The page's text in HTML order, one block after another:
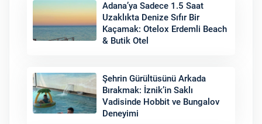
Adana’ya Sadece 1.5 Saat
Uzaklıkta Denize Sıfır Bir
Kaçamak: Otelox Erdemli Beach
& Butik Otel
Şehrin Gürültüsünü Arkada
Bırakmak: İznik’in Saklı
Vadisinde Hobbit ve Bungalov
Deneyimi